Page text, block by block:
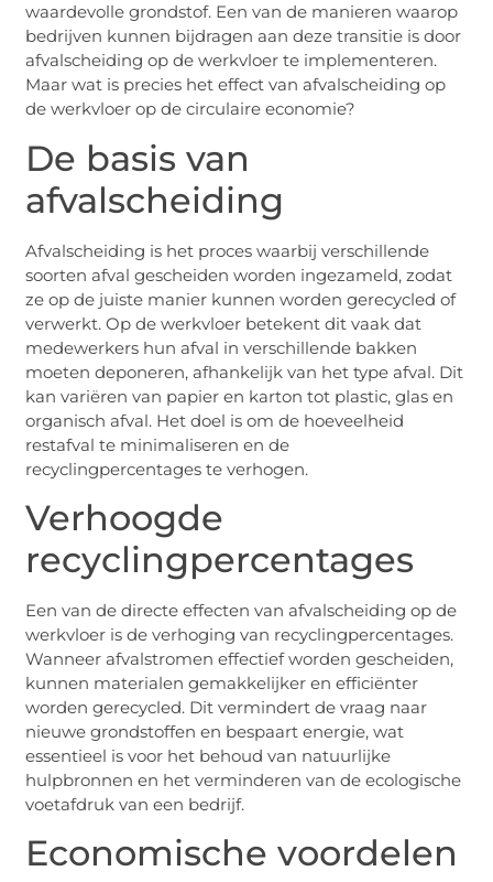
waardevolle grondstof. Een van de manieren waarop
bedrijven kunnen bijdragen aan deze transitie is door
afvalscheiding op de werkvloer te implementeren.
Maar wat is precies het effect van afvalscheiding op
de werkvloer op de circulaire economie?
De basis van
afvalscheiding
Afvalscheiding is het proces waarbij verschillende
soorten afval gescheiden worden ingezameld, zodat
ze op de juiste manier kunnen worden gerecycled of
verwerkt. Op de werkvloer betekent dit vaak dat
medewerkers hun afval in verschillende bakken
moeten deponeren, afhankelijk van het type afval. Dit
kan variëren van papier en karton tot plastic, glas en
organisch afval. Het doel is om de hoeveelheid
restafval te minimaliseren en de
recyclingpercentages te verhogen.
Verhoogde
recyclingpercentages
Een van de directe effecten van afvalscheiding op de
werkvloer is de verhoging van recyclingpercentages.
Wanneer afvalstromen effectief worden gescheiden,
kunnen materialen gemakkelijker en efficiënter
worden gerecycled. Dit vermindert de vraag naar
nieuwe grondstoffen en bespaart energie, wat
essentieel is voor het behoud van natuurlijke
hulpbronnen en het verminderen van de ecologische
voetafdruk van een bedrijf.
Economische voordelen